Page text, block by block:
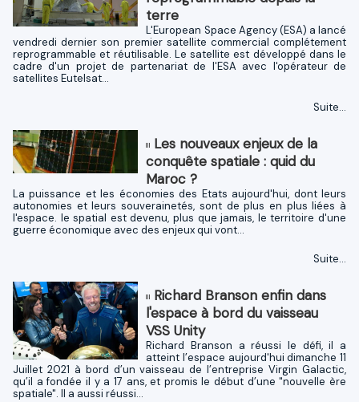
terre
L'European Space Agency (ESA) a lancé
vendredi dernier son premier satellite commercial complétement
reprogrammable et réutilisable. Le satellite est développé dans le
cadre d'un projet de partenariat de l'ESA avec l'opérateur de
satellites Eutelsat...
Suite...
Les nouveaux enjeux de la
conquête spatiale : quid du
Maroc ?
La puissance et les économies des Etats aujourd'hui, dont leurs
autonomies et leurs souverainetés, sont de plus en plus liées à
l'espace. le spatial est devenu, plus que jamais, le territoire d'une
guerre économique avec des enjeux qui vont...
Suite...
Richard Branson enfin dans
l'espace à bord du vaisseau
VSS Unity
Richard Branson a réussi le défi, il a
atteint l’espace aujourd'hui dimanche 11
Juillet 2021 à bord d’un vaisseau de l’entreprise Virgin Galactic,
qu’il a fondée il y a 17 ans, et promis le début d’une "nouvelle ère
spatiale". Il a aussi réussi...